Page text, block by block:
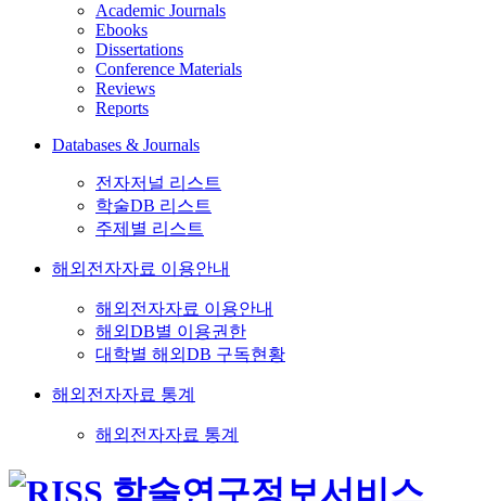
Academic Journals
Ebooks
Dissertations
Conference Materials
Reviews
Reports
Databases & Journals
전자저널 리스트
학술DB 리스트
주제별 리스트
해외전자자료 이용안내
해외전자자료 이용안내
해외DB별 이용권한
대학별 해외DB 구독현황
해외전자자료 통계
해외전자자료 통계